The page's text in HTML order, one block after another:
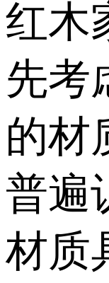
红木
先考
的材
普遍
材质